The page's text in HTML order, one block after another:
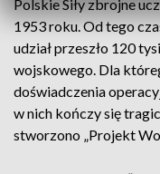
Polskie Siły zbrojne
1953 roku. Od tego
udział przeszło 120
wojskowego. Dla
doświadczenia
w nich kończy się
stworzono „Projekt